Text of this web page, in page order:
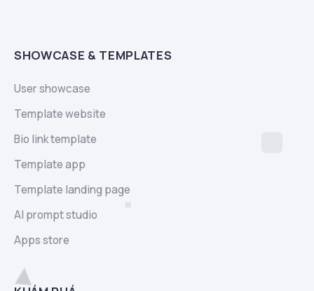
SHOWCASE & TEMPLATES
User showcase
Template website
Bio link template
Template app
Template landing page
AI prompt studio
Apps store